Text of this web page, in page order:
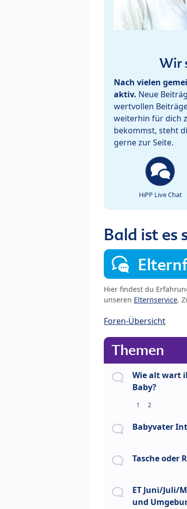
Wir
Nach vielen
aktiv. Neue
wertvollen
weiterhin für dich
bekommst, steht
gerne zur Seite.
HiPP Live Chat
Bald ist es
Hier findest du
unseren Elternservice.
Foren-Übersicht
Themen
Wie alt wart
Baby?
1 2
Babyvater
Tasche oder
ET Juni/Juli/
und